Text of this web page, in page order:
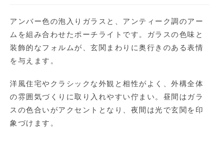
アンバー色の泡入りガラスと、アンティーク調のアー
ムを組み合わせたポーチライトです。ガラスの色味と
装飾的なフォルムが、玄関まわりに奥行きのある表情
を与えます。
洋風住宅やクラシックな外観と相性がよく、外構全体
の雰囲気づくりに取り入れやすい佇まい。昼間はガラ
スの色合いがアクセントとなり、夜間は光で玄関を印
象づけます。